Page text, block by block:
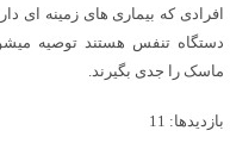
افرادی که بیماری های زمینه ای
دستگاه تنفس هستند توصیه
ماسک را جدی بگیرند.
بازدیدها: 11